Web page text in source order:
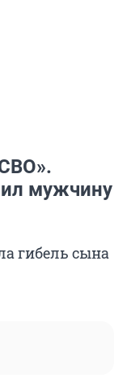
мужчину
гибель сына